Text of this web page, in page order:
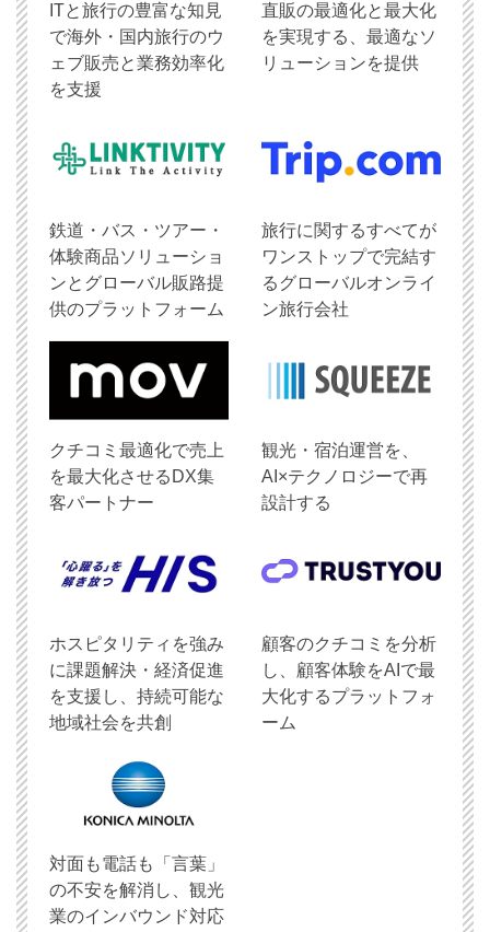
ITと旅行の豊富な知見
で海外・国内旅行のウ
ェブ販売と業務効率化
を支援
直販の最適化と最大化
を実現する、最適なソ
リューションを提供
鉄道・バス・ツアー・
体験商品ソリューショ
ンとグローバル販路提
供のプラットフォーム
旅行に関するすべてが
ワンストップで完結す
るグローバルオンライ
ン旅行会社
クチコミ最適化で売上
を最大化させるDX集
客パートナー
観光・宿泊運営を、
AI×テクノロジーで再
設計する
ホスピタリティを強み
に課題解決・経済促進
を支援し、持続可能な
地域社会を共創
顧客のクチコミを分析
し、顧客体験をAIで最
大化するプラットフォ
ーム
対面も電話も「言葉」
の不安を解消し、観光
業のインバウンド対応